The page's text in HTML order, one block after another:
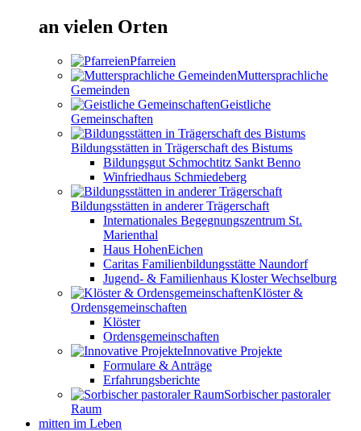
an vielen Orten
Pfarreien
Muttersprachliche
Gemeinden
Geistliche
Gemeinschaften
Bildungsstätten in Trägerschaft des Bistums
Bildungsgut Schmochtitz Sankt Benno
Winfriedhaus Schmiedeberg
Bildungsstätten in anderer Trägerschaft
Internationales Begegnungszentrum St.
Marienthal
Haus HohenEichen
Caritas Familienbildungsstätte Naundorf
Jugend- & Familienhaus Kloster Wechselburg
Klöster &
Ordensgemeinschaften
Klöster
Ordensgemeinschaften
Innovative Projekte
Formulare & Anträge
Erfahrungsberichte
Sorbischer pastoraler
Raum
mitten im Leben